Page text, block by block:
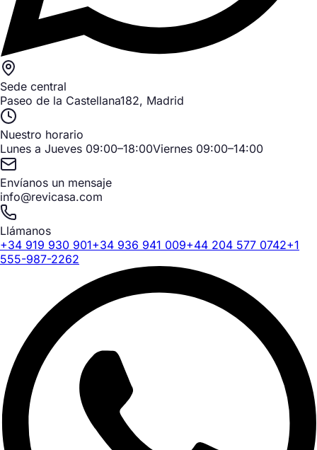
Sede central
Paseo de la Castellana182, Madrid
Nuestro horario
Lunes a Jueves 09:00–18:00Viernes 09:00–14:00
Envíanos un mensaje
info@revicasa.com
Llámanos
+34 919 930 901+34 936 941 009+44 204 577 0742+1
555-987-2262